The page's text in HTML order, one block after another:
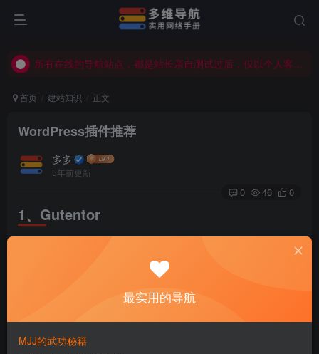
所有在线的导航站点，都是站长亲自测试过后，仅以个人客观觉得不错才会显示在导航站点，具体使用、购买等由用户自行甄别！
所有在线的导航站点，都是站长亲自测试过后，仅以个人客观觉得不错才会显示在导航站点，具体使用、购买等由用户自行甄别！
首页 建站知识 正文
WordPress插件推荐
多多
5年前更新
0 46 0
1、Gutentor
古腾堡编辑器的页面构建器，简洁快速，免费，使用，我认
为在某种程度上比Elementor更加实用
2、WP Rocket
最实用的导航
MJJ的武功秘籍